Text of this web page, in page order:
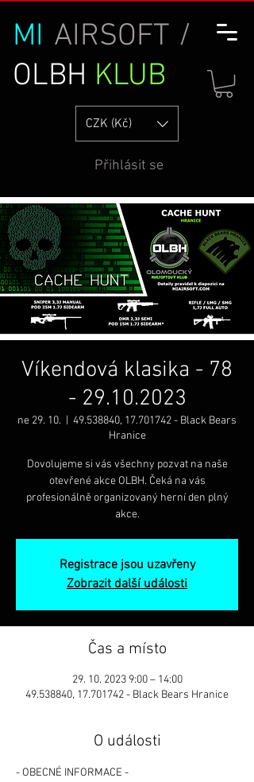
MI AIRSOFT /
OLBH KLUB
Přihlásit se
CZK (Kč)
Víkendová klasika - 78
- 29.10.2023
ne 29. 10.
49.538840, 17.701742 - Black Bears
Hranice
Dovolujeme si vás všechny pozvat na naše
otevřené akce OLBH. Čeká na vás
profesionálně organizovaný herní den plný
akce.
Registrace jsou uzavřeny
Zobrazit další události
Čas a místo
29. 10. 2023 9:00 – 14:00
49.538840, 17.701742 - Black Bears Hranice
O události
- OBECNÉ INFORMACE -